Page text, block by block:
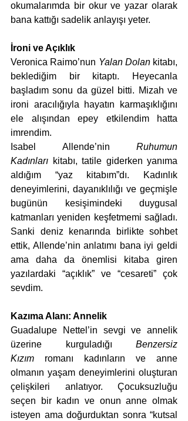
okumalarımda bir okur ve yazar olarak
bana kattığı sadelik anlayışı yeter.
İroni ve Açıklık
Veronica Raimo’nun Yalan Dolan kitabı,
beklediğim bir kitaptı. Heyecanla
başladım sonu da güzel bitti. Mizah ve
ironi aracılığıyla hayatın karmaşıklığını
ele alışından epey etkilendim hatta
imrendim.
Isabel Allende’nin Ruhumun
Kadınları kitabı, tatile giderken yanıma
aldığım “yaz kitabım”dı. Kadınlık
deneyimlerini, dayanıklılığı ve geçmişle
bugünün kesişimindeki duygusal
katmanları yeniden keşfetmemi sağladı.
Sanki deniz kenarında birlikte sohbet
ettik, Allende’nin anlatımı bana iyi geldi
ama daha da önemlisi kitaba giren
yazılardaki “açıklık” ve “cesareti” çok
sevdim.
Kazıma Alanı: Annelik
Guadalupe Nettel’in sevgi ve annelik
üzerine
kurguladığı Benzersiz
Kızım romanı kadınların ve anne
olmanın yaşam deneyimlerini oluşturan
çelişkileri anlatıyor. Çocuksuzluğu
seçen bir kadın ve onun anne olmak
isteyen ama doğurduktan sonra “kutsal